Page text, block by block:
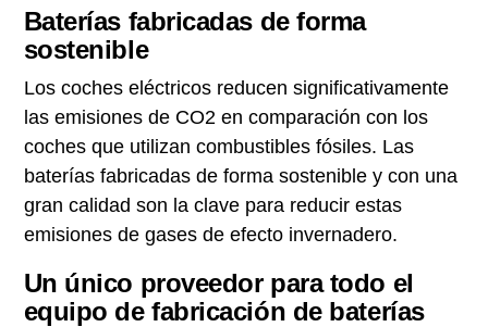
Baterías fabricadas de forma
sostenible
Los coches eléctricos reducen significativamente
las emisiones de CO2 en comparación con los
coches que utilizan combustibles fósiles. Las
baterías fabricadas de forma sostenible y con una
gran calidad son la clave para reducir estas
emisiones de gases de efecto invernadero.
Un único proveedor para todo el
equipo de fabricación de baterías